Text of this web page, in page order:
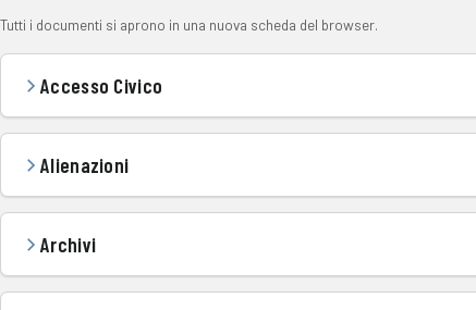
Tutti i documenti si aprono in una nuova scheda del browser.
Accesso Civico
Alienazioni
Archivi